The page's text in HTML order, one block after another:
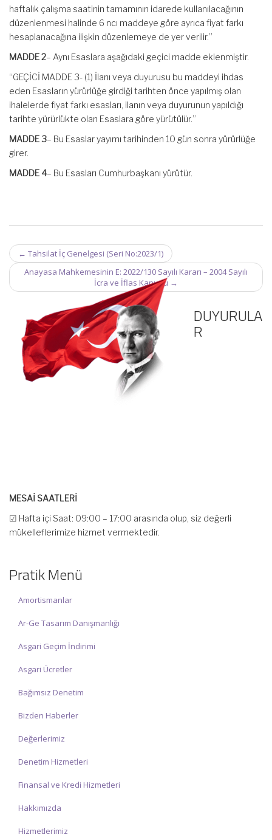
haftalık çalışma saatinin tamamının idarede kullanılacağının
düzenlenmesi halinde 6 ncı maddeye göre ayrıca fiyat farkı
hesaplanacağına ilişkin düzenlemeye de yer verilir.”
MADDE 2– Aynı Esaslara aşağıdaki geçici madde eklenmiştir.
“GEÇİCİ MADDE 3- (1) İlanı veya duyurusu bu maddeyi ihdas
eden Esasların yürürlüğe girdiği tarihten önce yapılmış olan
ihalelerde fiyat farkı esasları, ilanın veya duyurunun yapıldığı
tarihte yürürlükte olan Esaslara göre yürütülür.”
MADDE 3– Bu Esaslar yayımı tarihinden 10 gün sonra yürürlüğe
girer.
MADDE 4– Bu Esasları Cumhurbaşkanı yürütür.
Post
navigation
← Tahsilat İç Genelgesi (Seri No:2023/1)
Anayasa Mahkemesinin E: 2022/130 Sayılı Kararı – 2004 Sayılı
İcra ve İflas Kanunu →
DUYURULA
R
MESAİ SAATLERİ
mükelleflerimize hizmet vermektedir.
İlgi ve anlayışınız için İNCİ MUHASEBE MÜŞAVİRLİK Ailesi olarak
Pratik Menü
Amortismanlar
Ar-Ge Tasarım Danışmanlığı
Asgari Geçim İndirimi
Asgari Ücretler
Bağımsız Denetim
Bizden Haberler
Değerlerimiz
Denetim Hizmetleri
Finansal ve Kredi Hizmetleri
Hakkımızda
Hizmetlerimiz